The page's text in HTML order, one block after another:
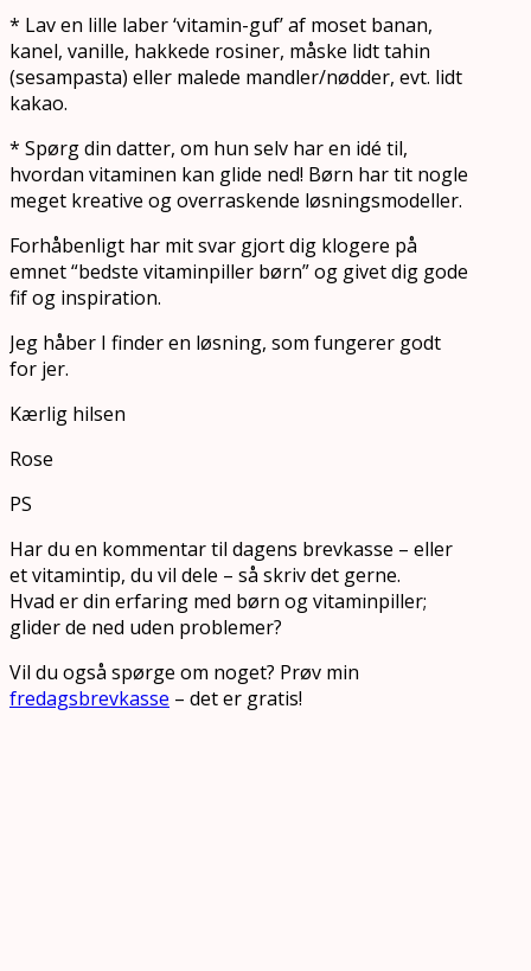
* Lav en lille laber ‘vitamin-guf’ af moset banan,
kanel, vanille, hakkede rosiner, måske lidt tahin
(sesampasta) eller malede mandler/nødder, evt. lidt
kakao.
* Spørg din datter, om hun selv har en idé til,
hvordan vitaminen kan glide ned! Børn har tit nogle
meget kreative og overraskende løsningsmodeller.
Forhåbenligt har mit svar gjort dig klogere på
emnet “bedste vitaminpiller børn” og givet dig gode
fif og inspiration.
Jeg håber I finder en løsning, som fungerer godt
for jer.
Kærlig hilsen
Rose
PS
Har du en kommentar til dagens brevkasse – eller
et vitamintip, du vil dele – så skriv det gerne.
Hvad er din erfaring med børn og vitaminpiller;
glider de ned uden problemer?
Vil du også spørge om noget? Prøv min
fredagsbrevkasse – det er gratis!